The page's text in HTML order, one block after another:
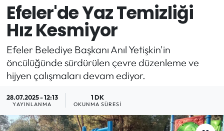
Efeler'de Yaz Temizliği
Hız Kesmiyor
Efeler Belediye Başkanı Anıl Yetişkin'in
öncülüğünde sürdürülen çevre düzenleme ve
hijyen çalışmaları devam ediyor.
28.07.2025 - 12:13
YAYINLANMA
1 DK
OKUNMA SÜRESI